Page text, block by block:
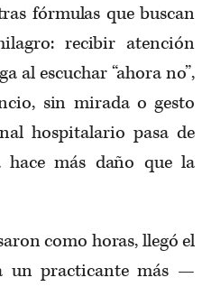
fórmulas que buscan
recibir atención
al escuchar “ahora no”,
sin mirada o gesto
hospitalario pasa de
hace más daño que la
como horas, llegó el
un practicante más —